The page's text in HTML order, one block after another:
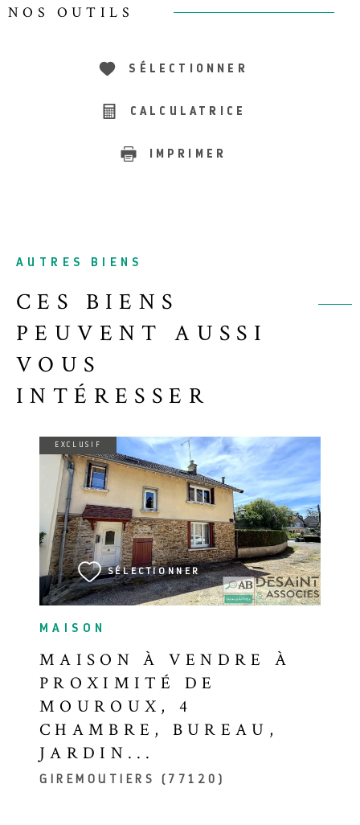
NOS OUTILS
SÉLECTIONNER
CALCULATRICE
IMPRIMER
AUTRES BIENS
CES BIENS
PEUVENT AUSSI
VOUS
INTÉRESSER
MAISON
MAISON À VENDRE À
PROXIMITÉ DE
MOUROUX, 4
CHAMBRE, BUREAU,
JARDIN...
GIREMOUTIERS (77120)
EXCLUSIF
SÉLECTIONNER
VOIR LE BIEN